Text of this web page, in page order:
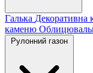
Галька Декоративна
каменю
Рулонний газон